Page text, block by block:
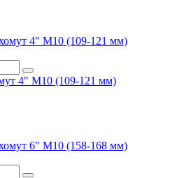
4" М10 (109-121 мм)